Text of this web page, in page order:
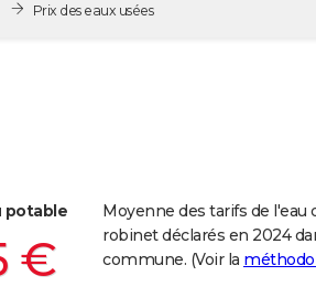
Prix des eaux usées
potable
€
Moyenne des tarifs de l'eau
robinet déclarés en 2024
commune. (Voir la